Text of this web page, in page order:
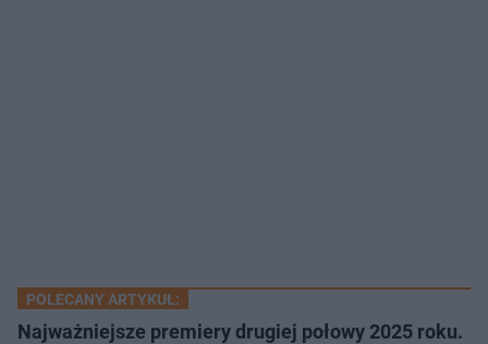
POLECANY ARTYKUŁ:
Najważniejsze premiery drugiej połowy 2025 roku.